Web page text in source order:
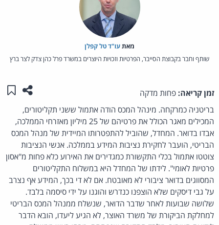
מאת‏עו"ד טל קפלן
שותף וחבר בקבוצת הסייבר, הפרטיות וזכויות היוצרים במשרד פרל כהן צדק לצר ברץ
זמן קריאה: פחות מדקה שתפו
בריטניה כמרקחה. מינהל המכס הודה אתמול ששני תקליטורים,
המכילים מאגר הכולל את פרטיהם של 25 מיליון מאזרחי הממלכה,
אבדו בדואר. המחדל, שהוביל להתפטרותו המיידית של מנהל המכס
הבריטי, הועבר לחקירת נציבות המידע בממלכה. אנשי הנציבות
צוטטו אתמול בכלי התקשורת כמגדירים את האירוע כלא פחות מ"אסון
פרטיות לאומי". לידתו של המחדל היא במשלוח התקליטורים
המסווגים בדואר ציבורי לא מאובטח. אם לא די בכך, המידע אף נצרב
על גבי דיסקים שלא הוצפנו כנדרש והוגנו על ידי סיסמה בלבד.
שלושה שבועות לאחר שדבר הדואר, שנשלח ממנהל המכס הבריטי
למחלקת הביקורת של משרד האוצר, לא הגיע ליעדו, הובא הדבר